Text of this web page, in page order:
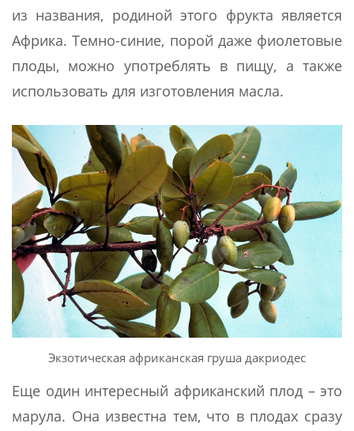
из названия, родиной этого фрукта является
Африка. Темно-синие, порой даже фиолетовые
плоды, можно употреблять в пищу, а также
использовать для изготовления масла.
Экзотическая африканская груша дакриодес
Еще один интересный африканский плод – это
марула. Она известна тем, что в плодах сразу